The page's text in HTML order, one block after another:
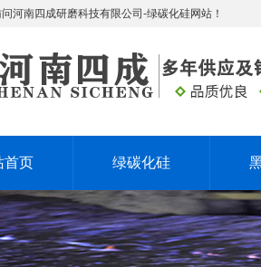
河南四成研磨科技有限公司-绿碳化硅网站！
首页 绿碳化硅